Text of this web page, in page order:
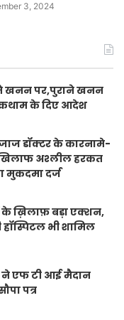
3, 2024
ने खनन पर,पुराने खनन
के दिए आदेश
डॉक्टर के कारनामे-
अश्लील हरकत
दर्ज
के ख़िलाफ़ बड़ा एक्शन,
हॉस्पिटल भी शामिल
ने एफ टी आई मैदान
पत्र